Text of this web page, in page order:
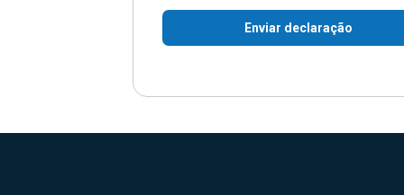
Enviar declaração